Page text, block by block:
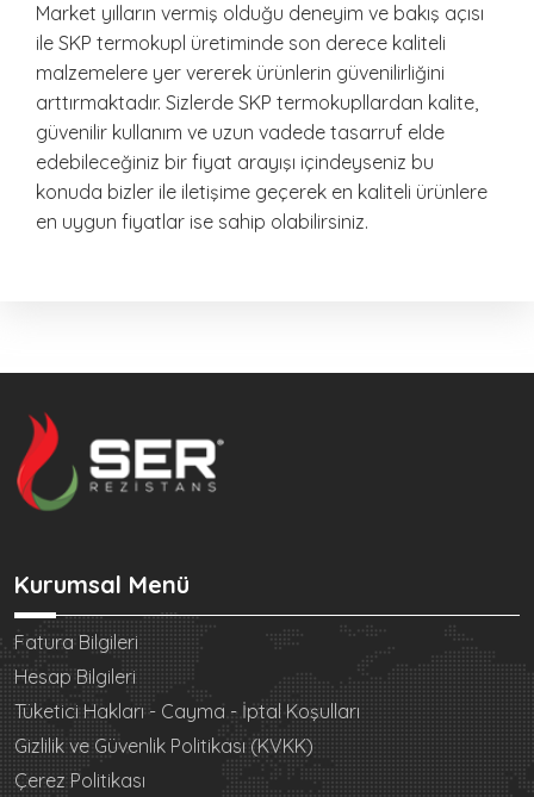
Market yılların vermiş olduğu deneyim ve bakış açısı
ile SKP termokupl üretiminde son derece kaliteli
malzemelere yer vererek ürünlerin güvenilirliğini
arttırmaktadır. Sizlerde SKP termokupllardan kalite,
güvenilir kullanım ve uzun vadede tasarruf elde
edebileceğiniz bir fiyat arayışı içindeyseniz bu
konuda bizler ile iletişime geçerek en kaliteli ürünlere
en uygun fiyatlar ise sahip olabilirsiniz.
Kurumsal Menü
Fatura Bilgileri
Hesap Bilgileri
Tüketici Hakları - Cayma - İptal Koşulları
Gizlilik ve Güvenlik Politikası (KVKK)
Çerez Politikası